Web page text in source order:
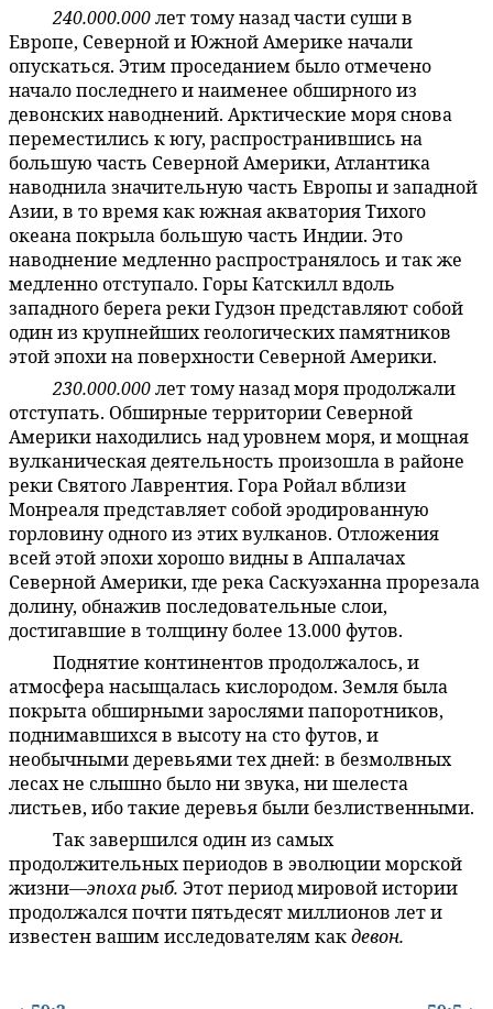
240.000.000лет тому назад части суши в
Европе, Северной и Южной Америке начали
опускаться. Этим проседанием было отмечено
начало последнего и наименее обширного из
девонских наводнений. Арктические моря снова
переместились к югу, распространившись на
большую часть Северной Америки, Атлантика
наводнила значительную часть Европы и западной
Азии, в то время как южная акватория Тихого
океана покрыла большую часть Индии. Это
наводнение медленно распространялось и так же
медленно отступало. Горы Катскилл вдоль
западного берега реки Гудзон представляют собой
один из крупнейших геологических памятников
этой эпохи на поверхности Северной Америки.
230.000.000лет тому назад моря продолжали
отступать. Обширные территории Северной
Америки находились над уровнем моря, и мощная
вулканическая деятельность произошла в районе
реки Святого Лаврентия. Гора Ройал вблизи
Монреаля представляет собой эродированную
горловину одного из этих вулканов. Отложения
всей этой эпохи хорошо видны в Аппалачах
Северной Америки, где река Саскуэханна прорезала
долину, обнажив последовательные слои,
достигавшие в толщину более 13.000 футов.
Поднятие континентов продолжалось, и
атмосфера насыщалась кислородом. Земля была
покрыта обширными зарослями папоротников,
поднимавшихся в высоту на сто футов, и
необычными деревьями тех дней: в безмолвных
лесах не слышно было ни звука, ни шелеста
листьев, ибо такие деревья были безлиственными.
59:4.18Так завершился один из самых
продолжительных периодов в эволюции морской
жизни—эпоха рыб. Этот период мировой истории
продолжался почти пятьдесят миллионов лет и
известен вашим исследователям какдевон.